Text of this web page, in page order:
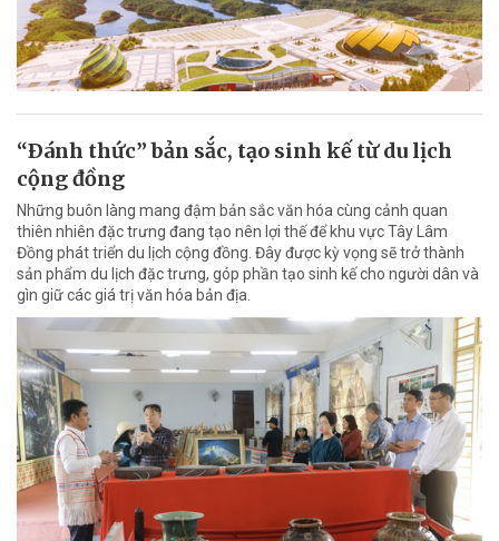
“Ðánh thức” bản sắc, tạo sinh kế từ du lịch
cộng đồng
Những buôn làng mang đậm bản sắc văn hóa cùng cảnh quan
thiên nhiên đặc trưng đang tạo nên lợi thế để khu vực Tây Lâm
Đồng phát triển du lịch cộng đồng. Đây được kỳ vọng sẽ trở thành
sản phẩm du lịch đặc trưng, góp phần tạo sinh kế cho người dân và
gìn giữ các giá trị văn hóa bản địa.